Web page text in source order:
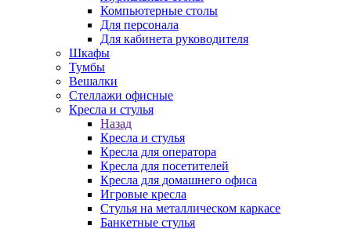
Компьютерные столы
Для персонала
Для кабинета руководителя
Шкафы
Тумбы
Вешалки
Стеллажи офисные
Кресла и стулья
Назад
Кресла и стулья
Кресла для оператора
Кресла для посетителей
Кресла для домашнего офиса
Игровые кресла
Стулья на металлическом каркасе
Банкетные стулья